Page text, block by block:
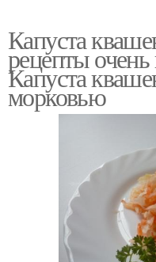
Капуста
рецепты
Капуста
морковью